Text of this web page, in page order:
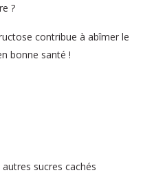
?
contribue à abîmer le
bonne santé !
sucres cachés